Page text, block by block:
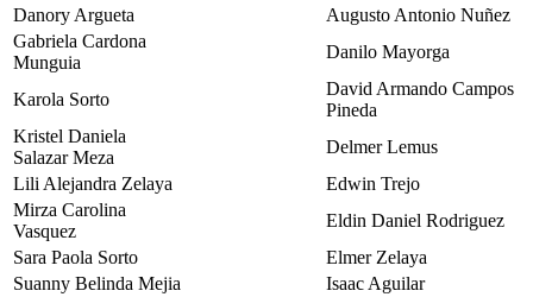
Danory Argueta
Augusto Antonio Nuñez
Gabriela Cardona
Munguia
Danilo Mayorga
Karola Sorto
David Armando Campos
Pineda
Kristel Daniela
Salazar Meza
Delmer Lemus
Lili Alejandra Zelaya
Edwin Trejo
Mirza Carolina
Vasquez
Eldin Daniel Rodriguez
Sara Paola Sorto
Elmer Zelaya
Suanny Belinda Mejia
Isaac Aguilar